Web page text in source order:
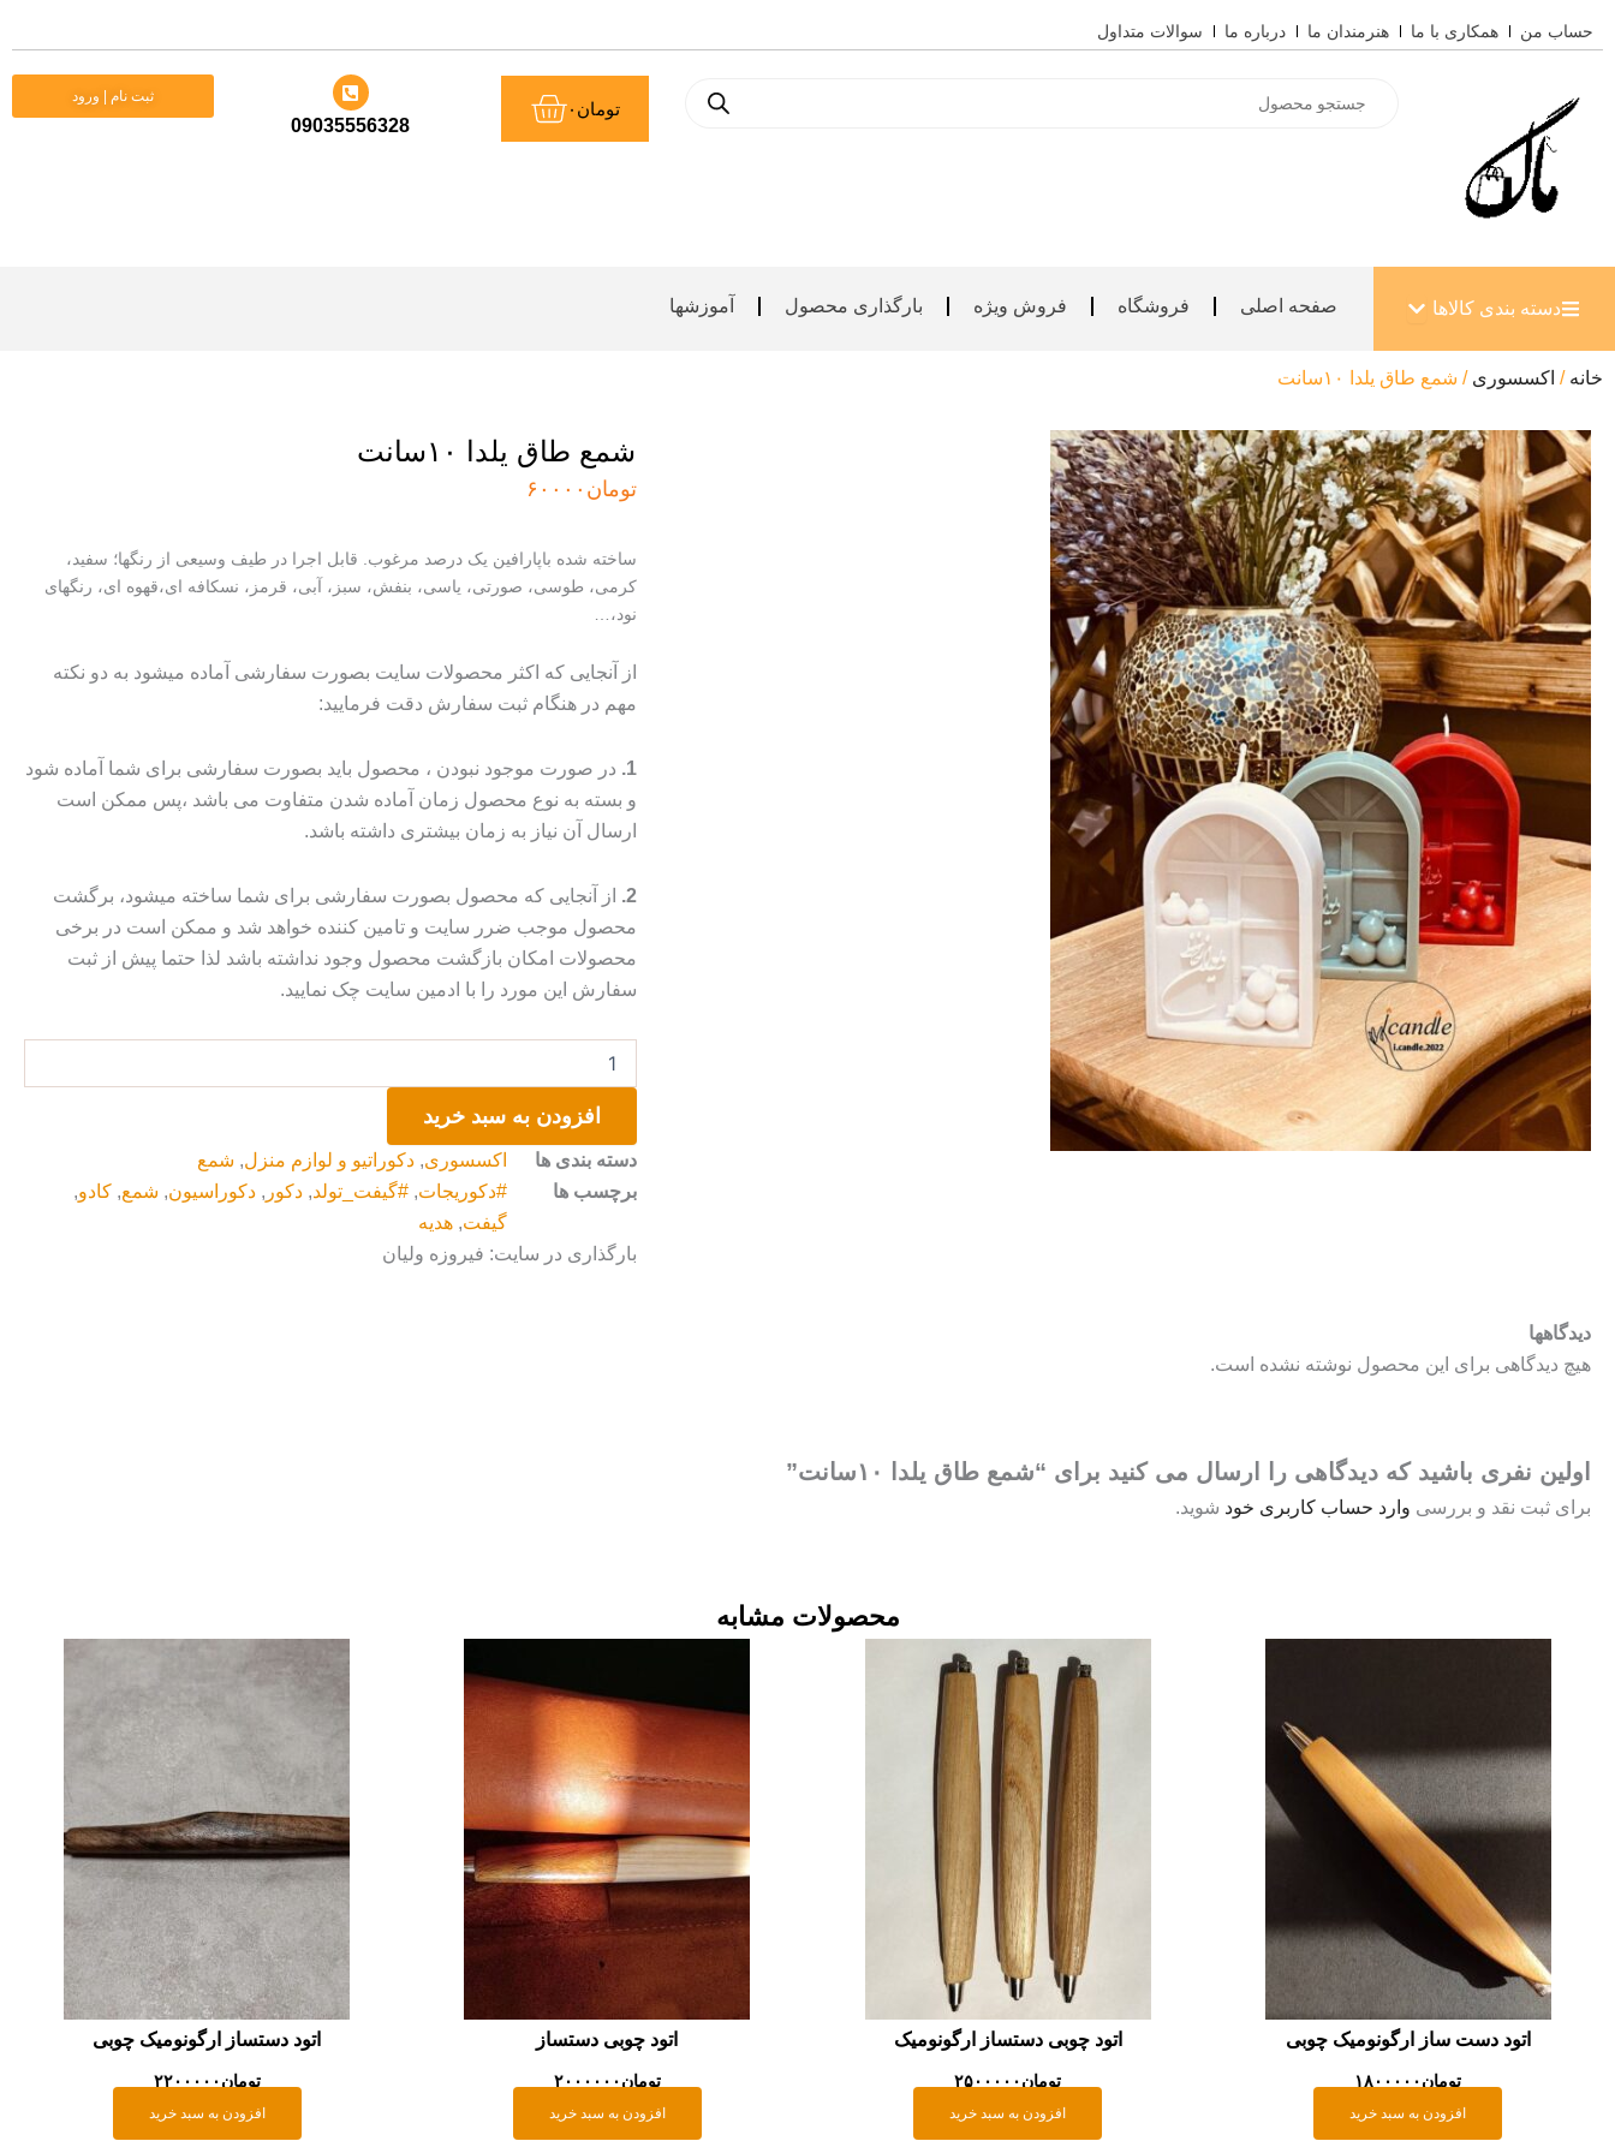
به
حساب من همکاری با ما هنرمندان ما درباره ما سوالات متداول
search
تومان ۰سبد
خرید
09035556328
ثبت نام | ورود
دسته بندی کالاها باز کردن دسته بندی کالاها
صفحه اصلی فروشگاه فروش ویژه بارگذاری محصول آموزشها
خانه / اکسسوری / شمع طاق یلدا ۱۰سانت
شمع طاق یلدا ۱۰سانت
تومان ۶۰۰۰۰
ساخته شده باپارافین یک درصد مرغوب. قابل اجرا در طیف وسیعی از رنگها؛ سفید،
کرمی، طوسی، صورتی، یاسی، بنفش، سبز، آبی، قرمز، نسکافه ای،قهوه ای، رنگهای
نود،…
از آنجایی که اکثر محصولات سایت بصورت سفارشی آماده میشود به دو نکته
مهم در هنگام ثبت سفارش دقت فرمایید:
1. در صورت موجود نبودن ، محصول باید بصورت سفارشی برای شما آماده شود
و بسته به نوع محصول زمان آماده شدن متفاوت می باشد ،پس ممکن است
ارسال آن نیاز به زمان بیشتری داشته باشد.
2.
از آنجایی که محصول بصورت سفارشی برای شما ساخته میشود، برگشت
محصول موجب ضرر سایت و تامین کننده خواهد شد و ممکن است در برخی
محصولات امکان بازگشت محصول وجود نداشته باشد لذا حتما پیش از ثبت
سفارش این مورد را با ادمین سایت چک نمایید.
طاق
۱۰سانت
عدد
افزودن به سبد خرید
دسته بندی ها اکسسوری,دکوراتیو و لوازم منزل, شمع
برچسب ها
#دکوریجات,#گیفت_تولد,دکور ,دکوراسیون, شمع,کادو,
گیفت,هدیه
بارگذاری در سایت: فیروزه ولیان
دیدگاهها
هیچ دیدگاهی برای این محصول نوشته نشده است.
اولین نفری باشید که دیدگاهی را ارسال می کنید برای “شمع طاق یلدا ۱۰سانت”
برای ثبت نقد و بررسی وارد حساب کاربری خود شوید.
محصولات مشابه
اتود دست ساز ارگونومیک چوبی
تومان۱۸۰۰۰۰۰
افزودن به سبد خرید
اتود چوبی دستساز ارگونومیک
تومان۲۵۰۰۰۰۰
افزودن به سبد خرید
اتود چوبی دستساز
تومان۲۰۰۰۰۰۰
افزودن به سبد خرید
اتود دستساز ارگونومیک چوبی
تومان۲۲۰۰۰۰۰
افزودن به سبد خرید